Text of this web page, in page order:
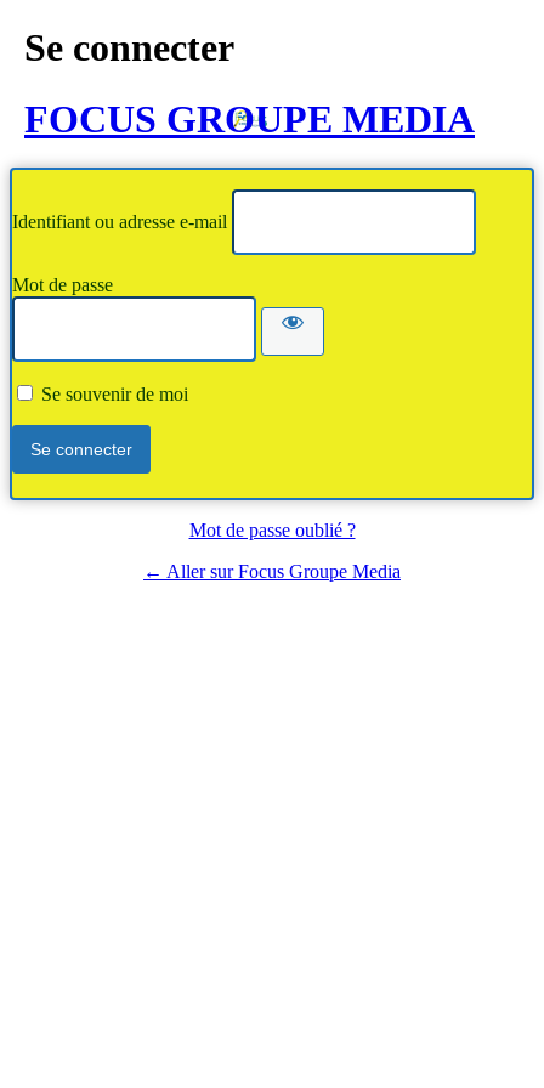
Se connecter
FOCUS GROUPE MEDIA
Identifiant ou adresse e-mail
Mot de passe
Se souvenir de moi
Mot de passe oublié ?
← Aller sur Focus Groupe Media